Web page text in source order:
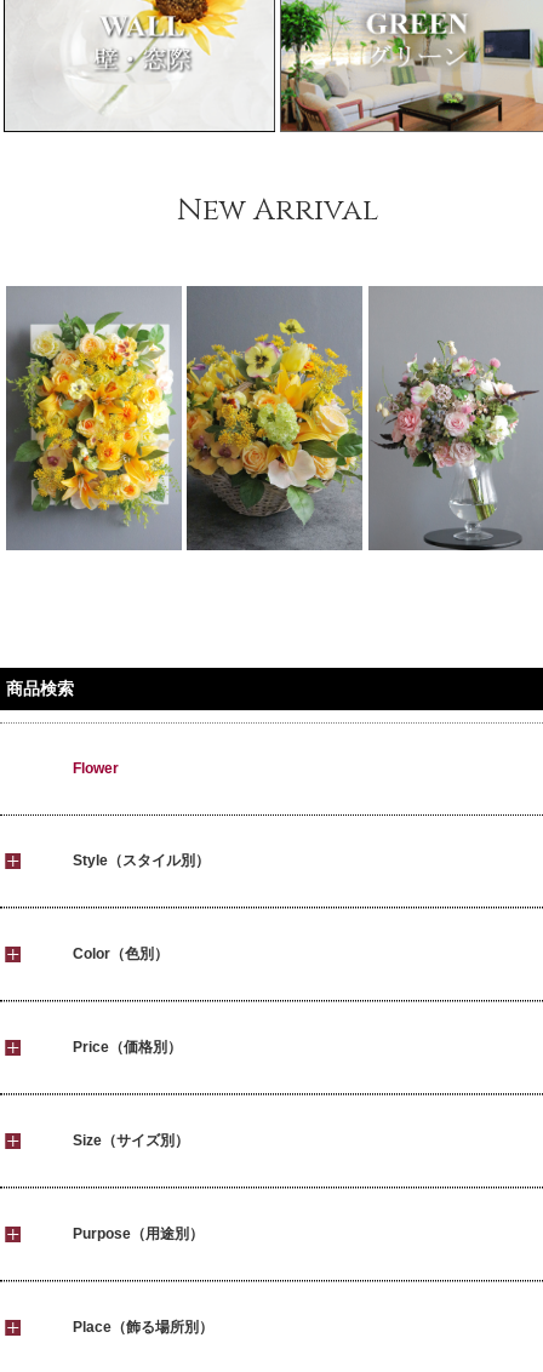
New Arrival
商品検索
Flower
Style（スタイル別）
Color（色別）
Price（価格別）
Size（サイズ別）
Purpose（用途別）
Place（飾る場所別）